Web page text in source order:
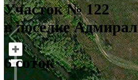
Участок № 122
в поселке Адмирал
6 соток